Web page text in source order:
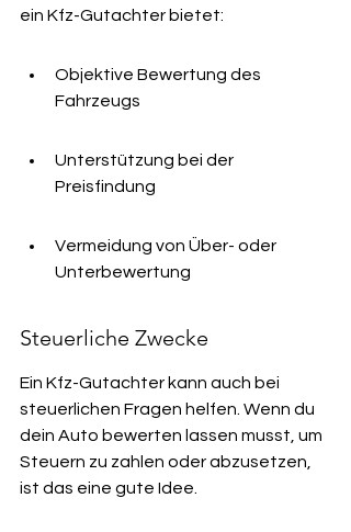
ein Kfz-Gutachter bietet:
Objektive Bewertung des
Fahrzeugs
Unterstützung bei der
Preisfindung
Vermeidung von Über- oder
Unterbewertung
Steuerliche Zwecke
Ein Kfz-Gutachter kann auch bei
steuerlichen Fragen helfen. Wenn du
dein Auto bewerten lassen musst, um
Steuern zu zahlen oder abzusetzen,
ist das eine gute Idee.